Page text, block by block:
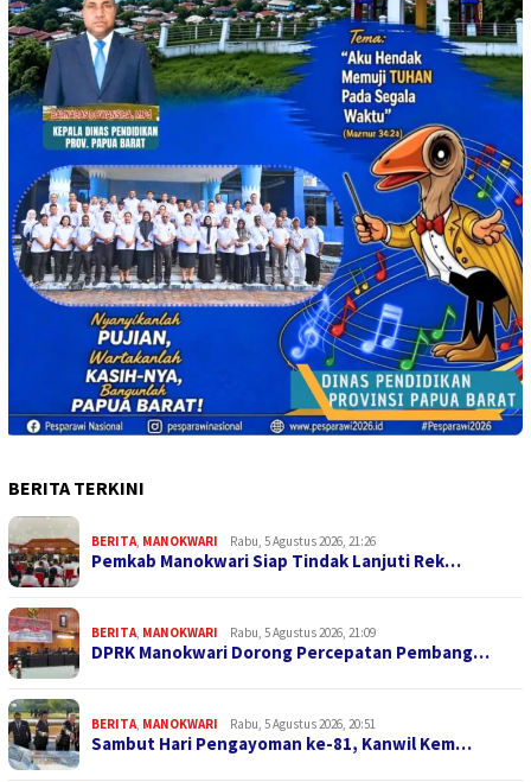
BERITA TERKINI
BERITA, MANOKWARI Rabu, 5 Agustus 2026, 21:26
Pemkab Manokwari Siap Tindak Lanjuti Rek…
BERITA, MANOKWARI Rabu, 5 Agustus 2026, 21:09
DPRK Manokwari Dorong Percepatan Pembang…
BERITA, MANOKWARI Rabu, 5 Agustus 2026, 20:51
Sambut Hari Pengayoman ke-81, Kanwil Kem…